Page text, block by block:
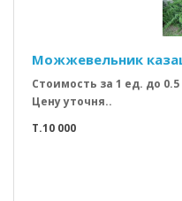
Можжевельник
Стоимость за 1 ед. до
Цену уточня..
T.10 000